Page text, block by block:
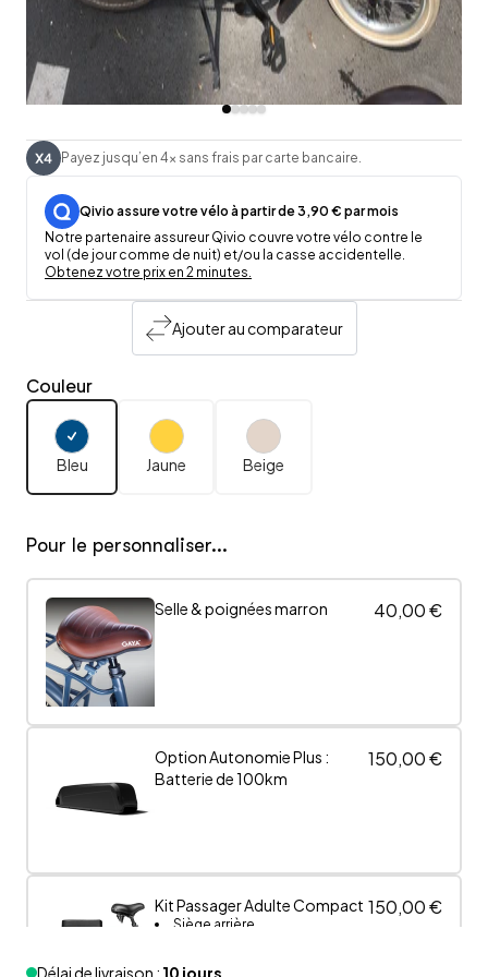
Payez jusqu’en 4x sans frais par carte bancaire.
Qivio assure votre vélo à partir de 3,90 € par mois
Notre partenaire assureur Qivio couvre votre vélo contre le
vol (de jour comme de nuit) et/ou la casse accidentelle.
Obtenez votre prix en 2 minutes.
Ajouter au comparateur
Couleur
Bleu Jaune Beige
Pour le personnaliser...
Selle & poignées marron 40,00 €
Option Autonomie Plus :
Batterie de 100km
150,00 €
Kit Passager Adulte Compact
Siège arrière
150,00 €
Délai de livraison : 10 jours